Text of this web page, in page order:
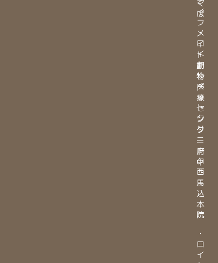
く
ば
・
ロ
イ
ヤ
ル
ペ
ッ
ト
ク
リ
ニ
ッ
ク
西
馬
込
本
院
・
ロ
イ
イ
フ
メ
イ
ト
動
物
医
療
セ
ン
タ
ー
府
中